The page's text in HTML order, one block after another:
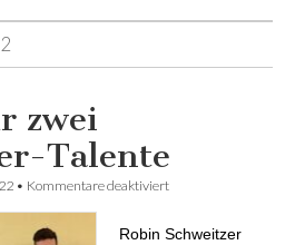
zwei
Talente
• Kommentare deaktiviert
Robin Schweitzer